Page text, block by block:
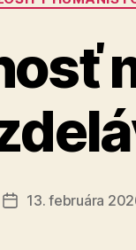
Dátum
13. februára